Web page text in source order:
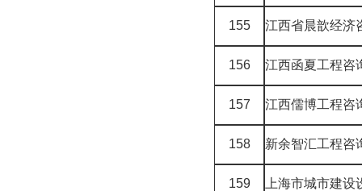
155 江西省晨歆经济
156 江西函夏工程咨
157 江西儒博工程咨
158 新余智汇工程咨
159 上海市城市建